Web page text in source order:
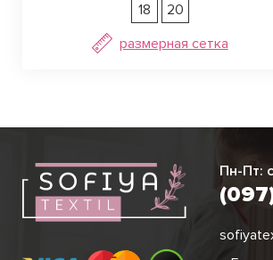
18
20
размерная сетка
Пн-Пт: